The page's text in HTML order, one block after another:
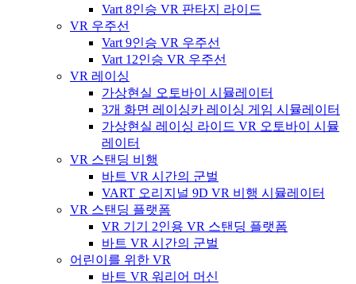
Vart 8인승 VR 판타지 라이드
VR 우주선
Vart 9인승 VR 우주선
Vart 12인승 VR 우주선
VR 레이싱
가상현실 오토바이 시뮬레이터
3개 화면 레이싱카 레이싱 게임 시뮬레이터
가상현실 레이싱 라이드 VR 오토바이 시뮬
레이터
VR 스탠딩 비행
바트 VR 시간의 군벌
VART 오리지널 9D VR 비행 시뮬레이터
VR 스탠딩 플랫폼
VR 기기 2인용 VR 스탠딩 플랫폼
바트 VR 시간의 군벌
어린이를 위한 VR
바트 VR 워리어 머신